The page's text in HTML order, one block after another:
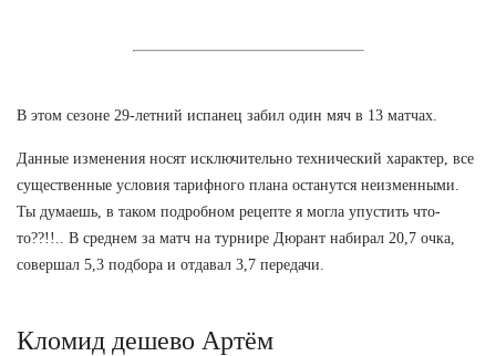
В этом сезоне 29-летний испанец забил один мяч в 13 матчах.
Данные изменения носят исключительно технический характер, все
существенные условия тарифного плана останутся неизменными.
Ты думаешь, в таком подробном рецепте я могла упустить что-
то??!!.. В среднем за матч на турнире Дюрант набирал 20,7 очка,
совершал 5,3 подбора и отдавал 3,7 передачи.
Кломид дешево Артём